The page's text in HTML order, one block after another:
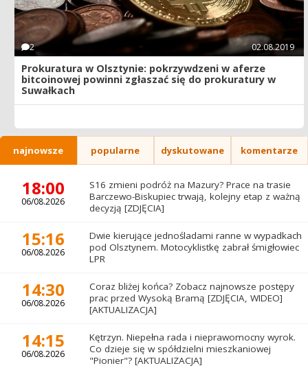
2 02.08.2019
Prokuratura w Olsztynie: pokrzywdzeni w aferze
bitcoinowej powinni zgłaszać się do prokuratury w
Suwałkach
najnowsze popularne dyskutowane komentarze
18:00
06/08.2026
S16 zmieni podróż na Mazury? Prace na trasie
Barczewo-Biskupiec trwają, kolejny etap z ważną
decyzją [ZDJĘCIA]
15:16
06/08.2026
Dwie kierujące jednośladami ranne w wypadkach
pod Olsztynem. Motocyklistkę zabrał śmigłowiec
LPR
14:30
06/08.2026
Coraz bliżej końca? Zobacz najnowsze postępy
prac przed Wysoką Bramą [ZDJĘCIA, WIDEO]
[AKTUALIZACJA]
14:15
06/08.2026
Kętrzyn. Niepełna rada i nieprawomocny wyrok.
Co dzieje się w spółdzielni mieszkaniowej
"Pionier"? [AKTUALIZACJA]